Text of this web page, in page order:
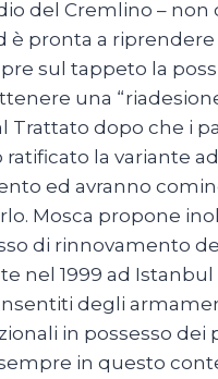
del Cremlino – non
è pronta a riprendere
sul tappeto la
una
Trattato dopo che i
ratificato la variante
ed avranno
Mosca propone
di rinnovamento
nel 1999 ad
degli
in possesso dei
in questo